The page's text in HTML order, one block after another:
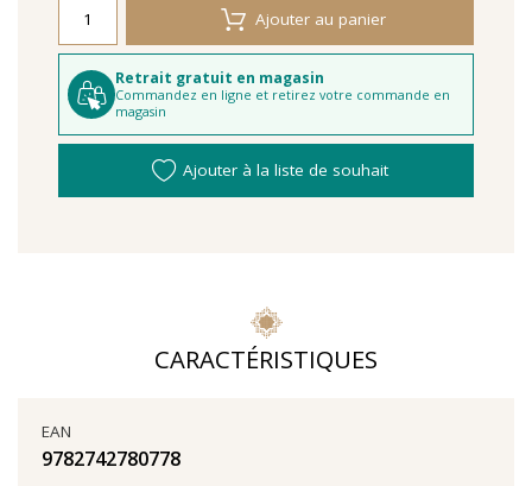
Ajouter au panier
Retrait gratuit en magasin
Commandez en ligne et retirez votre commande en
magasin
Ajouter à la liste de souhait
CARACTÉRISTIQUES
EAN
9782742780778